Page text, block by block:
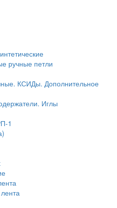
ручные петли
КСИДы. Дополнительное
Иглы
1